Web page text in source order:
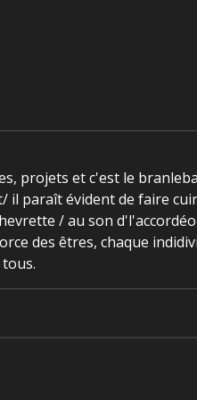
projets et c'est le
paraît évident de faire
/ au son
des êtres, chaque